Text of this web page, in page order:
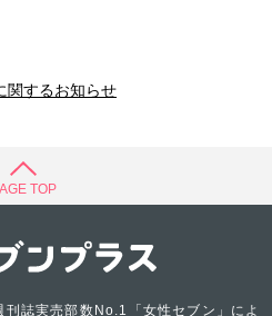
関するお知らせ
TOP
刊誌実売部数No.1「女性セブン」によ